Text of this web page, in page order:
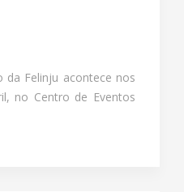
da Felinju acontece nos
no Centro de Eventos